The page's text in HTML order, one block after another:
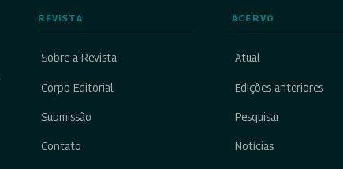
REVISTA
Sobre a Revista
Corpo Editorial
Submissão
Contato
ACERVO
Atual
Edições anteriores
Pesquisar
Notícias